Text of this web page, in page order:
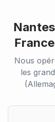
Nous
les